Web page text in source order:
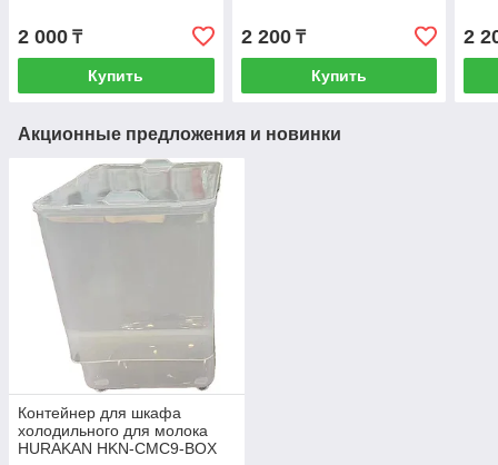
2 000 ₸
Купить
2 200₸
Купить
2
Акционные предложения и новинки
Контейнер для шкафа
холодильного для молока
HURAKAN HKN-CMC9-BOX